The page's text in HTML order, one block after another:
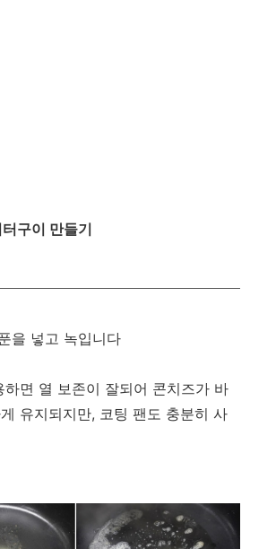
구이 만들기
을 넣고 녹입니다
하면 열 보존이 잘되어 콘치즈가 바
유지되지만, 코팅 팬도 충분히 사